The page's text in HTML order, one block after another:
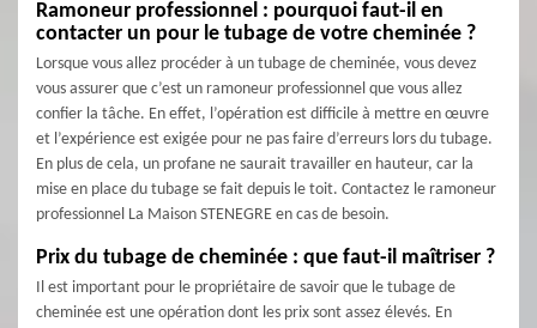
Ramoneur professionnel : pourquoi faut-il en
contacter un pour le tubage de votre cheminée ?
Lorsque vous allez procéder à un tubage de cheminée, vous devez
vous assurer que c’est un ramoneur professionnel que vous allez
confier la tâche. En effet, l’opération est difficile à mettre en œuvre
et l’expérience est exigée pour ne pas faire d’erreurs lors du tubage.
En plus de cela, un profane ne saurait travailler en hauteur, car la
mise en place du tubage se fait depuis le toit. Contactez le ramoneur
professionnel La Maison STENEGRE en cas de besoin.
Prix du tubage de cheminée : que faut-il maîtriser ?
Il est important pour le propriétaire de savoir que le tubage de
cheminée est une opération dont les prix sont assez élevés. En